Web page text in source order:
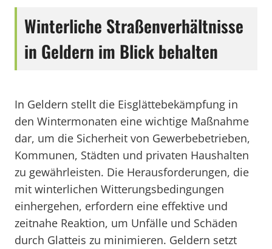
Winterliche Straßenverhältnisse
in Geldern im Blick behalten
In Geldern stellt die Eisglättebekämpfung in
den Wintermonaten eine wichtige Maßnahme
dar, um die Sicherheit von Gewerbebetrieben,
Kommunen, Städten und privaten Haushalten
zu gewährleisten. Die Herausforderungen, die
mit winterlichen Witterungsbedingungen
einhergehen, erfordern eine effektive und
zeitnahe Reaktion, um Unfälle und Schäden
durch Glatteis zu minimieren. Geldern setzt